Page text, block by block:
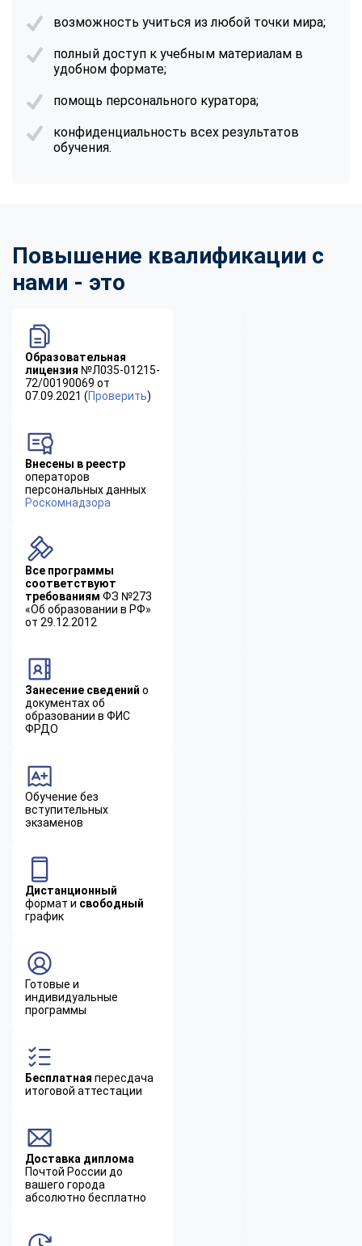
возможность учиться из любой точки мира;
полный доступ к учебным материалам в
удобном формате;
помощь персонального куратора;
конфиденциальность всех результатов
обучения.
Повышение квалификации с
нами - это
Образовательная
лицензия №Л035-01215-
72/00190069 от
07.09.2021 (Проверить)
Внесены в реестр
операторов
персональных данных
Роскомнадзора
Все программы
соответствуют
требованиям ФЗ №273
«Об образовании в РФ»
от 29.12.2012
Занесение сведений о
документах об
образовании в ФИС
ФРДО
Обучение без
вступительных
экзаменов
Дистанционный
формат и свободный
график
Готовые и
индивидуальные
программы
Бесплатная пересдача
итоговой аттестации
Доставка диплома
Почтой России до
вашего города
абсолютно бесплатно